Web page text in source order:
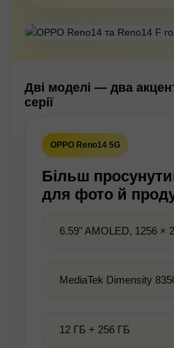
Дві моделі — два
серії
OPPO Reno14 5G
Більш
для фото й
6.59" AMOLED, 1256 ×
MediaTek Dimensity
12 ГБ + 256 ГБ